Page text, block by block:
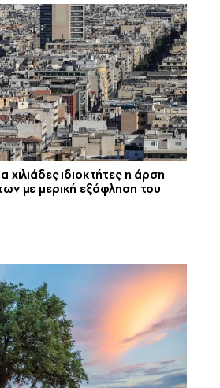
ιδιοκτήτες η άρση
με μερική εξόφληση του